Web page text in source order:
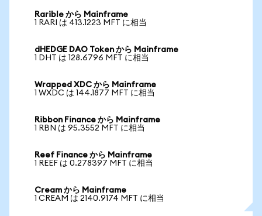
Rarible から Mainframe
1 RARI は 413.1223 MFT に相当
dHEDGE DAO Token から Mainframe
1 DHT は 128.6796 MFT に相当
Wrapped XDC から Mainframe
1 WXDC は 144.1877 MFT に相当
Ribbon Finance から Mainframe
1 RBN は 95.3552 MFT に相当
Reef Finance から Mainframe
1 REEF は 0.278397 MFT に相当
Cream から Mainframe
1 CREAM は 2140.9174 MFT に相当